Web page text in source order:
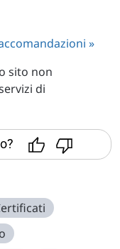
»
sito non
di